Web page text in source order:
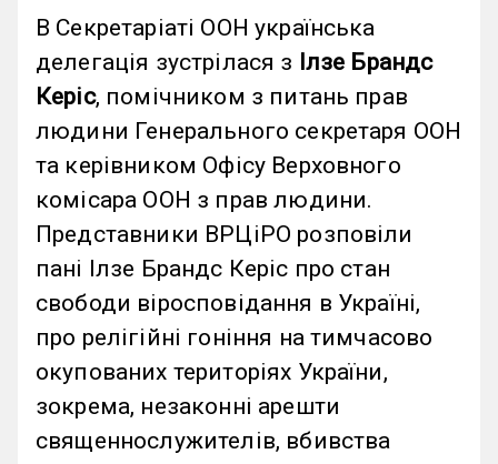
В Секретаріаті ООН українська
делегація зустрілася з Ілзе Брандс
Керіс, помічником з питань прав
людини Генерального секретаря ООН
та керівником Офісу Верховного
комісара ООН з прав людини.
Представники ВРЦіРО розповіли
пані Ілзе Брандс Керіс про стан
свободи віросповідання в Україні,
про релігійні гоніння на тимчасово
окупованих територіях України,
зокрема, незаконні арешти
священнослужителів, вбивства